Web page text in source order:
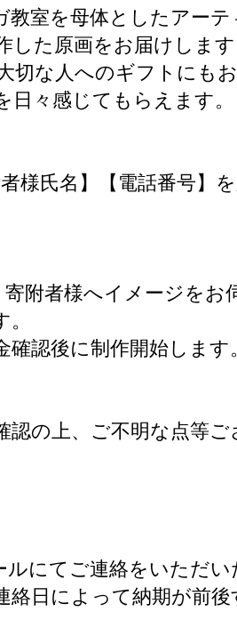
教室を母体としたアー
した原画をお届けしま
な人へのギフトにもお
々感じてもらえます。
様氏名】【電話番号
附者様へイメージをお
認後に制作開始します
の上、ご不明な点等
にてご連絡をいただ
日によって納期が前